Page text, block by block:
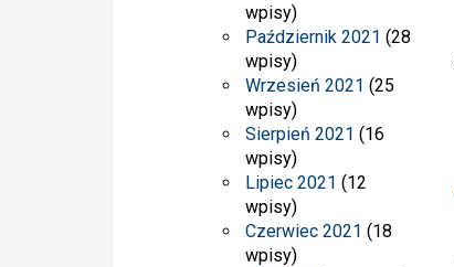
wpisy)
Październik 2021 (28
wpisy)
Wrzesień 2021 (25
wpisy)
Sierpień 2021 (16
wpisy)
Lipiec 2021 (12
wpisy)
Czerwiec 2021 (18
wpisy)